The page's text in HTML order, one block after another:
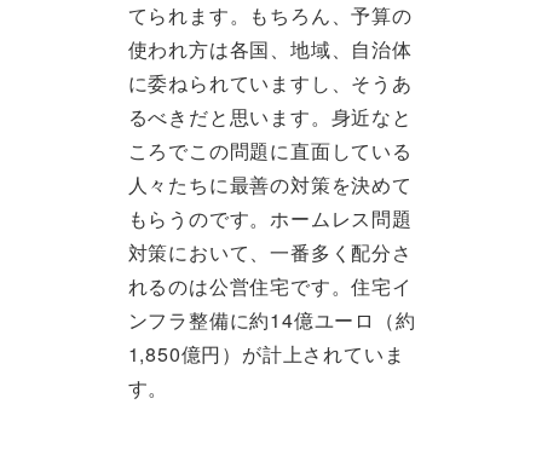
てられます。もちろん、予算の
使われ方は各国、地域、自治体
に委ねられていますし、そうあ
るべきだと思います。身近なと
ころでこの問題に直面している
人々たちに最善の対策を決めて
もらうのです。ホームレス問題
対策において、一番多く配分さ
れるのは公営住宅です。住宅イ
ンフラ整備に約14億ユーロ（約
1,850億円）が計上されていま
す。